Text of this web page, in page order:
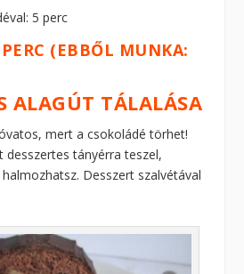
5 perc
(EBBŐL MUNKA:
ALAGÚT TÁLALÁSA
mert a csokoládé törhet!
desszertes tányérra teszel,
Desszert szalvétával